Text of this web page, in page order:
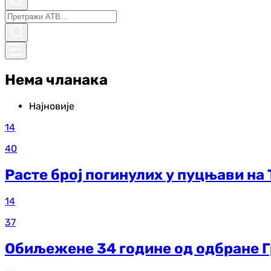
Нема чланака
Најновије
14
40
Расте број погинулих у пуцњави на
14
37
Обиљежене 34 године од одбране